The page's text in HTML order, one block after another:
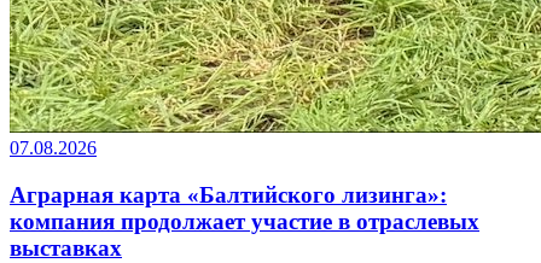
07.08.2026
Аграрная карта «Балтийского лизинга»:
компания продолжает участие в отраслевых
выставках